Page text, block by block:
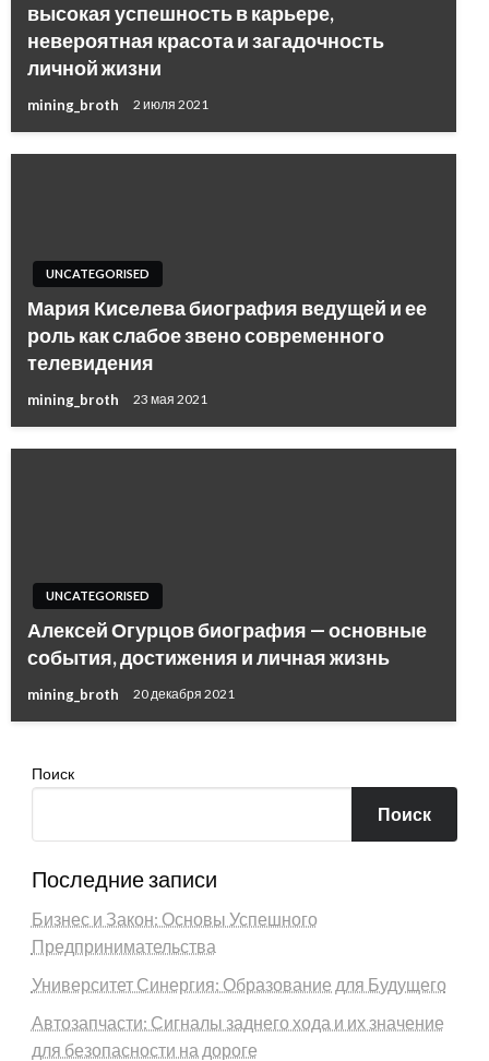
высокая успешность в карьере,
невероятная красота и загадочность
личной жизни
mining_broth 2 июля 2021
UNCATEGORISED
Мария Киселева биография ведущей и ее
роль как слабое звено современного
телевидения
mining_broth 23 мая 2021
UNCATEGORISED
Алексей Огурцов биография — основные
события, достижения и личная жизнь
mining_broth 20 декабря 2021
Поиск
Поиск
Последние записи
Бизнес и Закон: Основы Успешного
Предпринимательства
Университет Синергия: Образование для Будущего
Автозапчасти: Сигналы заднего хода и их значение
для безопасности на дороге